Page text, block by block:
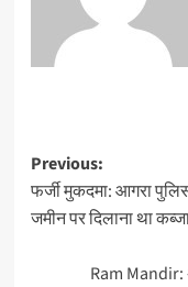
Previous:
फर्जी मुकदमा: आगरा
जमीन पर दिलाना था
Ram Mandir: